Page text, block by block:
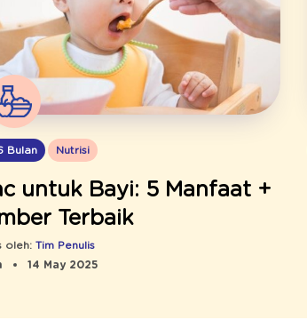
Bulan Nutrisi
untuk Bayi: 5 Manfaat +
Terbaik
oleh: Tim Penulis
14 May 2025